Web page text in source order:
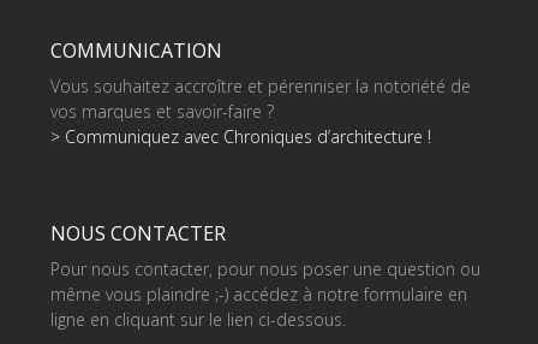
COMMUNICATION
Vous souhaitez accroître et pérenniser la notoriété de
vos marques et savoir-faire ?
> Communiquez avec Chroniques d’architecture !
NOUS CONTACTER
Pour nous contacter, pour nous poser une question ou
même vous plaindre ;-) accédez à notre formulaire en
ligne en cliquant sur le lien ci-dessous.